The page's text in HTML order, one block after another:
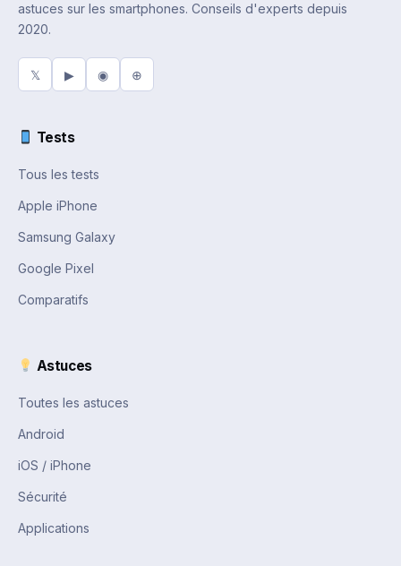
astuces sur les smartphones. Conseils d'experts depuis
2020.
𝕏 ▶ ◉ ⊕
Tests
Tous les tests
Apple iPhone
Samsung Galaxy
Google Pixel
Comparatifs
Astuces
Toutes les astuces
Android
iOS / iPhone
Sécurité
Applications